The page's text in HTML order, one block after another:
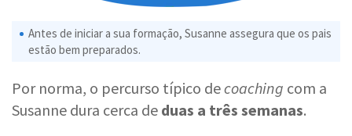
Antes de iniciar a sua formação, Susanne assegura que os pais
estão bem preparados.
Por norma, o percurso típico decoaching com a
Susanne dura cerca de duas a três semanas.